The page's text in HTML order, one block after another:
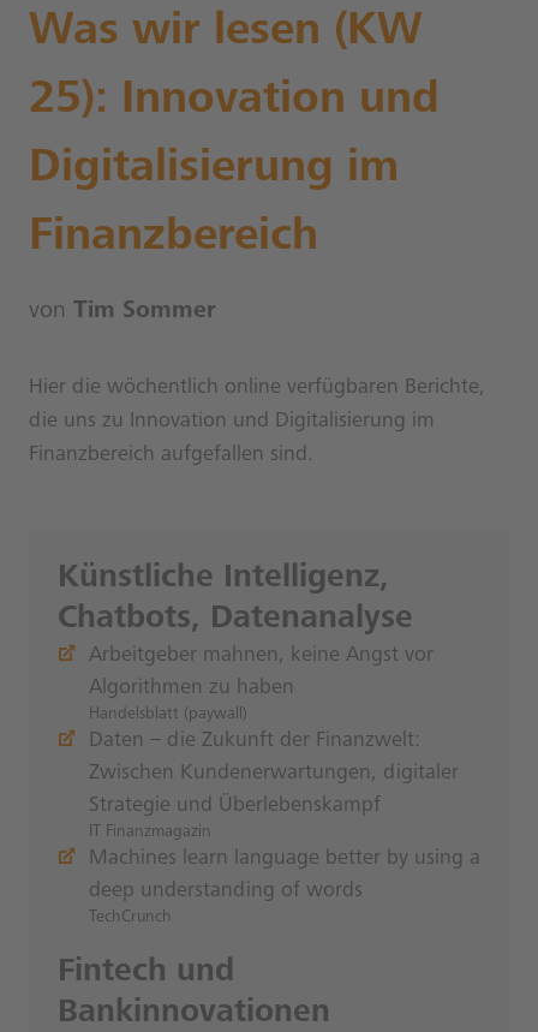
Was wir lesen (KW
25): Innovation und
Digitalisierung im
Finanzbereich
von Tim Sommer
Hier die wöchentlich online verfügbaren Berichte,
die uns zu Innovation und Digitalisierung im
Finanzbereich aufgefallen sind.
Künstliche Intelligenz,
Chatbots, Datenanalyse
Arbeitgeber mahnen, keine Angst vor
Algorithmen zu haben
Handelsblatt (paywall)
Daten – die Zukunft der Finanzwelt:
Zwischen Kunden­erwartungen, digitaler
Stra­te­gie und Überlebenskampf
IT Finanzmagazin
Machines learn language better by using a
deep understanding of words
TechCrunch
Fintech und
Bankinnovationen